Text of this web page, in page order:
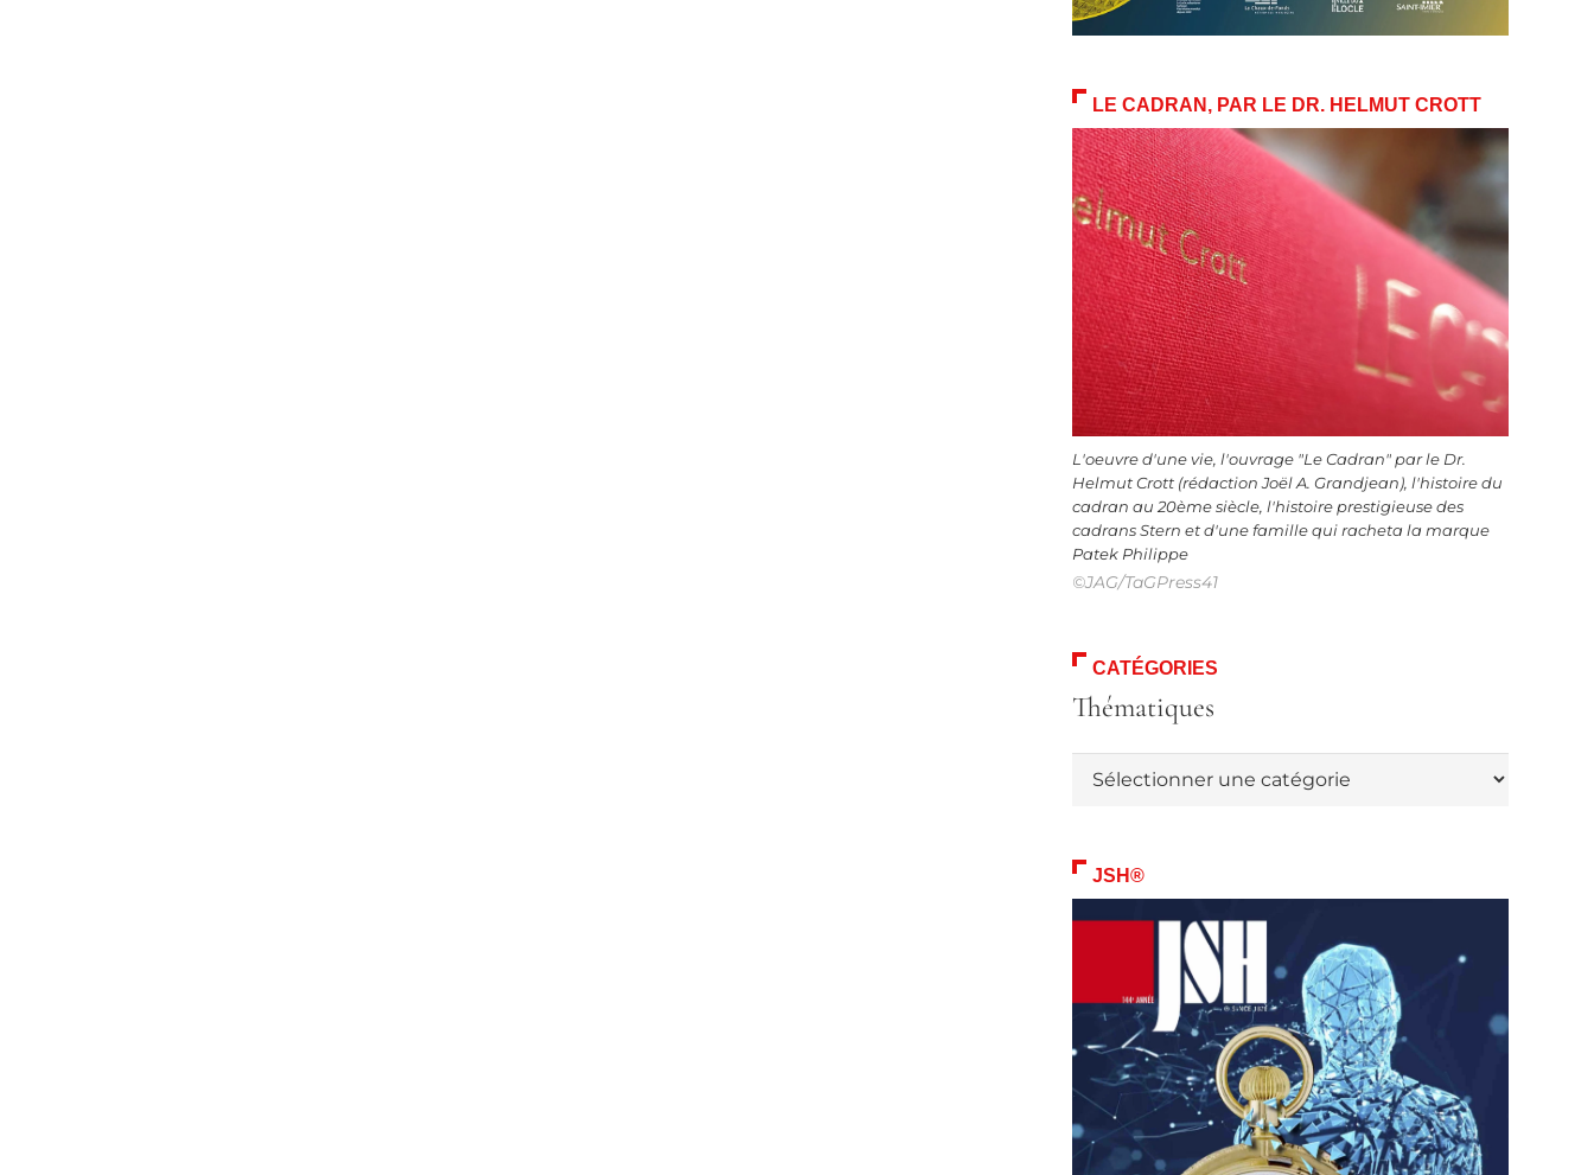
LE CADRAN, PAR LE DR. HELMUT CROTT
L'oeuvre d'une vie, l'ouvrage "Le Cadran" par le Dr.
Helmut Crott (rédaction Joël A. Grandjean), l'histoire du
cadran au 20ème siècle, l'histoire prestigieuse des
cadrans Stern et d'une famille qui racheta la marque
Patek Philippe
©JAG/TaGPress41
CATÉGORIES
Thématiques
JSH®